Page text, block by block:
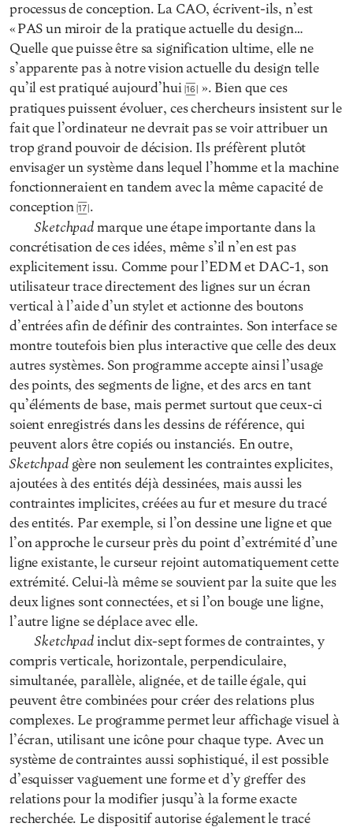
processus de conception. La CAO, écrivent-ils, n’est
« PAS un miroir de la pratique actuelle du design…
Quelle que puisse être sa signification ultime, elle ne
s’apparente pas à notre vision actuelle du design telle
qu’il est pratiqué aujourd’hui 16
». Bien que ces
pratiques puissent évoluer, ces chercheurs insistent sur le
fait que l’ordinateur ne devrait pas se voir attribuer un
trop grand pouvoir de décision. Ils préfèrent plutôt
envisager un système dans lequel l’homme et la machine
fonctionneraient en tandem avec la même capacité de
conception 17 .
Sketchpad marque une étape importante dans la
concrétisation de ces idées, même s’il n’en est pas
explicitement issu. Comme pour l’EDM et DAC-1, son
utilisateur trace directement des lignes sur un écran
vertical à l’aide d’un stylet et actionne des boutons
d’entrées afin de définir des contraintes. Son interface se
montre toutefois bien plus interactive que celle des deux
autres systèmes. Son programme accepte ainsi l’usage
des points, des segments de ligne, et des arcs en tant
qu’éléments de base, mais permet surtout que ceux-ci
soient enregistrés dans les dessins de référence, qui
peuvent alors être copiés ou instanciés. En outre,
Sketchpadgère non seulement les contraintes explicites,
ajoutées à des entités déjà dessinées, mais aussi les
contraintes implicites, créées au fur et mesure du tracé
des entités. Par exemple, si l’on dessine une ligne et que
l’on approche le curseur près du point d’extrémité d’une
ligne existante, le curseur rejoint automatiquement cette
extrémité. Celui-là même se souvient par la suite que les
deux lignes sont connectées, et si l’on bouge une ligne,
l’autre ligne se déplace avec elle.
Sketchpad inclut dix-sept formes de contraintes, y
compris verticale, horizontale, perpendiculaire,
simultanée, parallèle, alignée, et de taille égale, qui
peuvent être combinées pour créer des relations plus
complexes. Le programme permet leur affichage visuel à
l’écran, utilisant une icône pour chaque type. Avec un
système de contraintes aussi sophistiqué, il est possible
d’esquisser vaguement une forme et d’y greffer des
relations pour la modifier jusqu’à la forme exacte
recherchée. Le dispositif autorise également le tracé